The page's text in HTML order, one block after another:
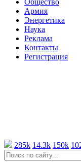
Общество
Армия
Энергетика
Наука
Реклама
Контакты
Регистрация
285k 14.3k 150k